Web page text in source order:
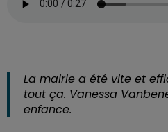
La mairie a été vite et
tout ça. Vanessa
enfance.